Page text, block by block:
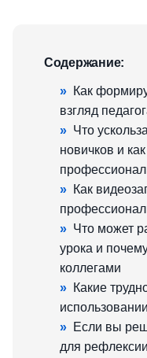
Содержание:
» Как
взгляд
» Что
новичков и
» Как
» Что может
урока и
коллегами
» Какие
» Если вы
для